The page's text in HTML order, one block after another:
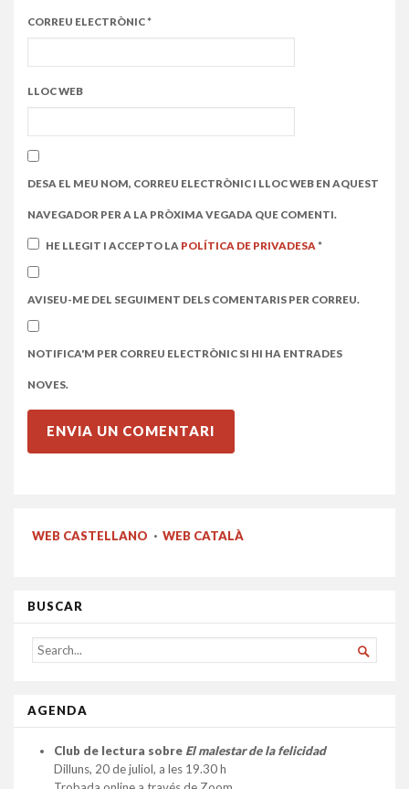
CORREU ELECTRÒNIC*
LLOC WEB
DESA EL MEU NOM, CORREU ELECTRÒNIC I LLOC WEB EN AQUEST
NAVEGADOR PER A LA PRÒXIMA VEGADA QUE COMENTI.
HE LLEGIT I ACCEPTO LA POLÍTICA DE PRIVADESA *
AVISEU-ME DEL SEGUIMENT DELS COMENTARIS PER CORREU.
NOTIFICA'M PER CORREU ELECTRÒNIC SI HI HA ENTRADES
NOVES.
WEB CASTELLANO · WEB CATALÀ
BUSCAR
SEARCH
FOR...

AGENDA
Club de lectura sobre El malestar de la felicidad
Dilluns, 20 de juliol, a les 19.30 h